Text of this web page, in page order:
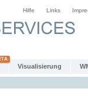
Hilfe Links
Visualisierung